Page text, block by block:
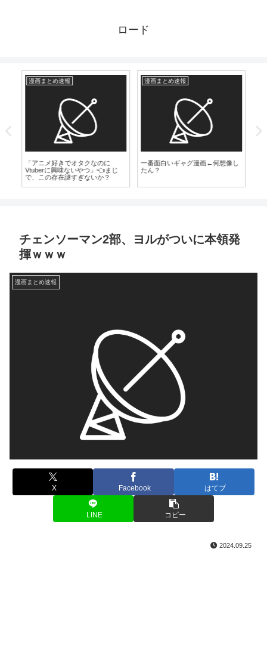
ロード
漫画まとめ速報
「アニメ好きでオタクなのに
Vtuberに興味ないやつ」👈まじ
で、この存在謎すぎないか？
漫画まとめ速報
一番面白いギャグ漫画←何想像し
たん？
チェンソーマン2部、ヨルがついに本領発
揮ｗｗｗ
漫画まとめ速報
X Facebook はてブ
LINE コピー
2024.09.25